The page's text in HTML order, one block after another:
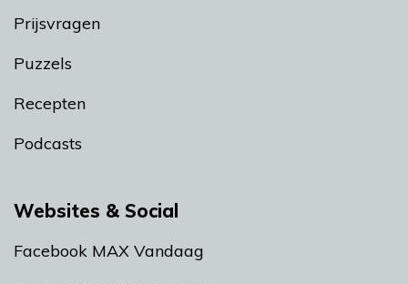
Prijsvragen
Puzzels
Recepten
Podcasts
Websites & Social
Facebook MAX Vandaag